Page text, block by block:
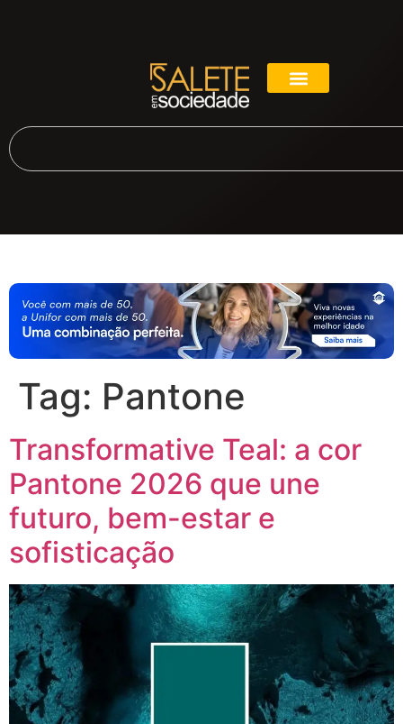
Tag: Pantone
Transformative Teal: a cor
Pantone 2026 que une
futuro, bem-estar e
sofisticação